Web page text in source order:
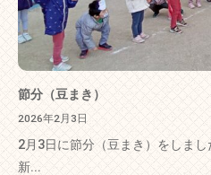
節分（豆まき）
2026年2月3日
2月3日に節分（豆まき）をしま
新...